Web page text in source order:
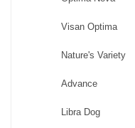
Visan Optima
Nature's Variety
Advance
Libra Dog